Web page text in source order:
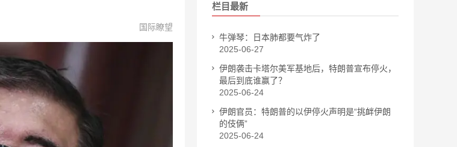
国际瞭望
栏目最新
牛弹琴：日本肺都要气炸了
2025-06-27
伊朗袭击卡塔尔美军基地后，特朗普宣布停火，
最后到底谁赢了？
2025-06-24
伊朗官员：特朗普的以伊停火声明是“挑衅伊朗
的伎俩”
2025-06-24